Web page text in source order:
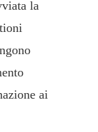
la
ai